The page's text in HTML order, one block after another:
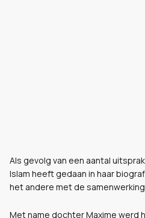
Als gevolg van een aantal
Islam heeft gedaan in haar
het andere met de
Met name dochter Maxime werd